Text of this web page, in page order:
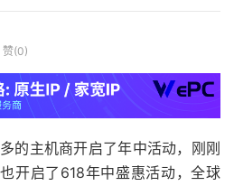
赞(0)
的主机商开启了年中活动，刚刚
开启了618年中盛惠活动，全球